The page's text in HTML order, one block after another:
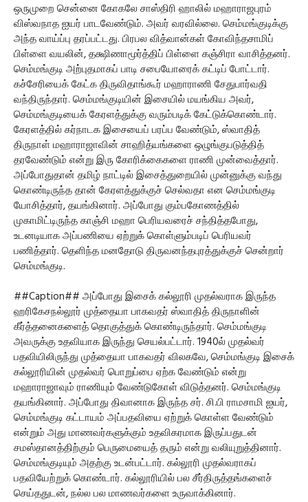
ஒருமுறை சென்னை கோகலே சாஸ்திரி ஹாலில் மஹாராஜபுரம்
விஸ்வநாத ஐயர் பாடவேண்டும். அவர் வரவில்லை. செம்மங்குடிக்கு
அந்த வாய்ப்பு தரப்பட்டது. பிரபல வித்வான்கள் கோவிந்தசாமிப்
பிள்ளை வயலின், தக்ஷிணாமூர்த்திப் பிள்ளை கஞ்சிரா வாசித்தனர்.
செம்மங்குடி அற்புதமாகப் பாடி சபையோரைக் கட்டிப் போட்டார்.
கச்சேரியைக் கேட்க திருவிதாங்கூர் மஹாராணி சேதுபார்வதி
வந்திருந்தார். செம்மங்குடியின் இசையில் மயங்கிய அவர்,
செம்மங்குடியைக் கேரளத்துக்கு வரும்படிக் கேட்டுக்கொண்டார்.
கேரளத்தில் கர்நாடக இசையைப் பரப்ப வேண்டும், ஸ்வாதித்
திருநாள் மஹாராஜாவின் சாஹித்யங்களை ஒழுங்குபடுத்தித்
தரவேண்டும் என்று இரு கோரிக்கைகளை ராணி முன்வைத்தார்.
அப்போதுதான் தமிழ் நாட்டில் இசைத்துறையில் முன்னுக்கு வந்து
கொண்டிருந்த தான் கேரளத்துக்குச் செல்வதா என செம்மங்குடி
யோசித்தார், தயங்கினார். அப்போது கும்பகோணத்தில்
முகாமிட்டிருந்த காஞ்சி மஹா பெரியவரைச் சந்தித்தபோது,
உடனடியாக அப்பணியை ஏற்றுக் கொள்ளும்படிப் பெரியவர்
பணித்தார். தெளிந்த மனதோடு திருவனந்தபுரத்துக்குச் சென்றார்
செம்மங்குடி.
##Caption## அப்போது இசைக் கல்லூரி முதல்வராக இருந்த
ஹரிகேசநல்லூர் முத்தையா பாகவதர் ஸ்வாதித் திருநாளின்
கீர்த்தனைகளைத் தொகுத்துக் கொண்டிருந்தார். செம்மங்குடி
அவருக்கு உதவியாக இருந்து செயல்பட்டார். 1940ல் முதல்வர்
பதவியிலிருந்து முத்தையா பாகவதர் விலகவே, செம்மங்குடி இசைக்
கல்லூரியின் முதல்வர் பொறுப்பை ஏற்க வேண்டும் என்று
மஹாராஜாவும் ராணியும் வேண்டுகோள் விடுத்தனர். செம்மங்குடி
தயங்கினார். அப்போது திவானாக இருந்த சர். சி.பி ராமசாமி ஐயர்,
செம்மங்குடி கட்டாயம் அப்பதவியை ஏற்றுக் கொள்ள வேண்டும்
என்றும் அது மாணவர்களுக்கும் உதவிகரமாக இருப்பதுடன்
சமஸ்தானத்திற்கும் பெருமையைத் தரும் என்று வலியுறுத்தினார்.
செம்மங்குடியும் அதற்கு உடன்பட்டார். கல்லூரி முதல்வராகப்
பதவியேற்றுக் கொண்டார். கல்லூரியில் பல சீர்திருத்தங்களைச்
செய்ததுடன், நல்ல பல மாணவர்களை உருவாக்கினார்.